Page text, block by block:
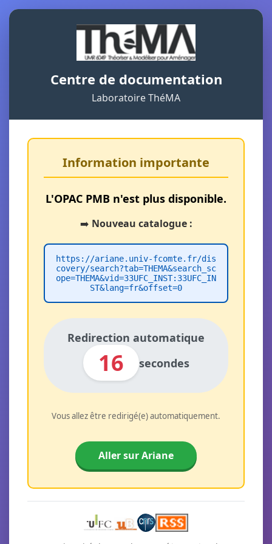
Centre de documentation
Laboratoire ThéMA
Information importante
L'OPAC PMB n'est plus disponible.
➡️ Nouveau catalogue :
https://ariane.univ-fcomte.fr/dis
covery/search?tab=THEMA&search_sc
ope=THEMA&vid=33UFC_INST:33UFC_IN
ST&lang=fr&offset=0
Redirection automatique
16 secondes
Vous allez être redirigé(e) automatiquement.
Aller sur Ariane